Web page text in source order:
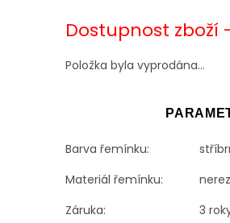
cena:
Dostupnost zboží
Položka byla vyprodána…
Barva řemínku:
Materiál řemínku:
Záruka:
3